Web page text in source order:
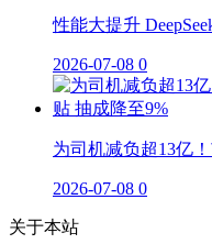
性能大提升
2026-07-08 0
为司机减负超13亿
2026-07-08 0
关于本站